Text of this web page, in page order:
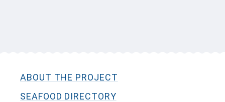
ABOUT THE PROJECT
SEAFOOD DIRECTORY